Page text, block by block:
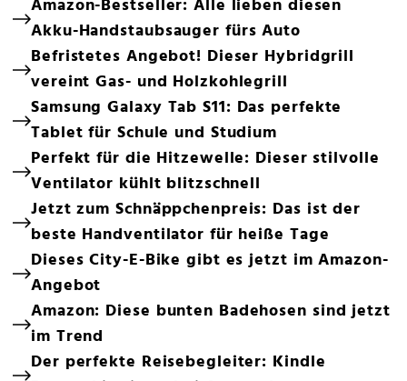
Amazon-Bestseller: Alle lieben diesen
Akku-Handstaubsauger fürs Auto
Befristetes Angebot! Dieser Hybridgrill
vereint Gas- und Holzkohlegrill
Samsung Galaxy Tab S11: Das perfekte
Tablet für Schule und Studium
Perfekt für die Hitzewelle: Dieser stilvolle
Ventilator kühlt blitzschnell
Jetzt zum Schnäppchenpreis: Das ist der
beste Handventilator für heiße Tage
Dieses City-E-Bike gibt es jetzt im Amazon-
Angebot
Amazon: Diese bunten Badehosen sind jetzt
im Trend
Der perfekte Reisebegleiter: Kindle